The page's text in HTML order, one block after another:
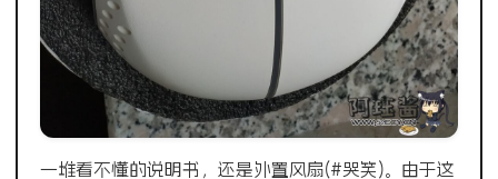
一堆看不懂的说明书，还是外置风扇(#哭笑)。由于这